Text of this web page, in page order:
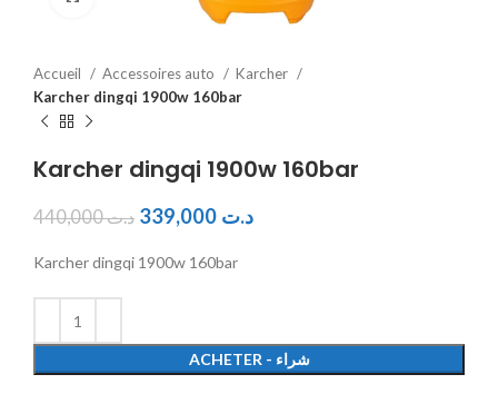
Accueil Accessoires auto
Karcher
Karcher dingqi 1900w 160bar
Karcher dingqi 1900w 160bar
د.ت440,000 د.ت
Karcher dingqi 1900w 160bar
ACHETER - شراء